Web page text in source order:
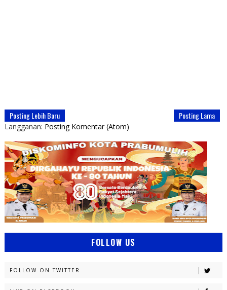
Posting Lebih Baru Posting Lama
Langganan: Posting Komentar (Atom)
FOLLOW US
FOLLOW ON TWITTER